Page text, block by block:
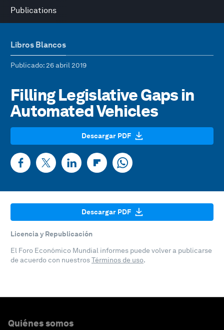
Publications
Libros Blancos
Publicado: 26 abril 2019
Filling Legislative Gaps in
Automated Vehicles
Descargar PDF
Descargar PDF
Licencia y Republicación
El Foro Económico Mundial informes puede volver a publicarse
de acuerdo con nuestrosTérminos de uso.
Quiénes somos